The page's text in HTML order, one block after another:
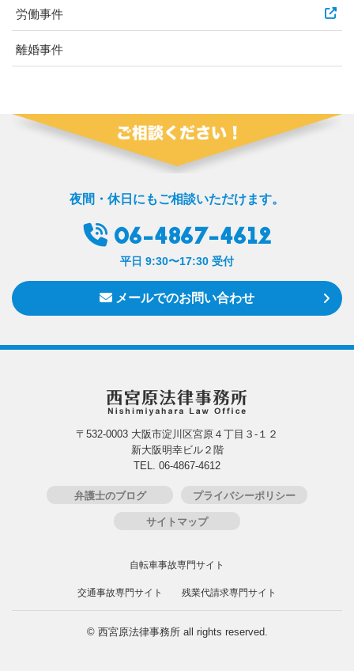
労働事件
離婚事件
夜間・休日にもご相談いただけます。
06-4867-4612
平日 9:30〜17:30 受付
メールでのお問い合わせ
〒532-0003 大阪市淀川区宮原４丁目３-１２
新大阪明幸ビル２階
TEL. 06-4867-4612
弁護士のブログ プライバシーポリシー
サイトマップ
自転車事故専門サイト
交通事故専門サイト 残業代請求専門サイト
© 西宮原法律事務所 all rights reserved.